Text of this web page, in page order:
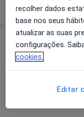
Preços
Sem
Este
recolher dados
base nos seus
atualizar as suas
configurações.
cookies.
Editar